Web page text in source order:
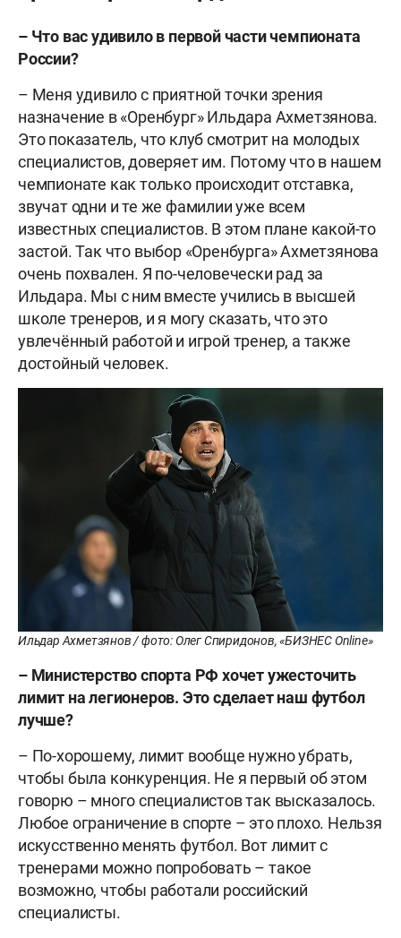
– Что вас удивило в первой части чемпионата
России?
– Меня удивило с приятной точки зрения
назначение в «Оренбург» Ильдара Ахметзянова.
Это показатель, что клуб смотрит на молодых
специалистов, доверяет им. Потому что в нашем
чемпионате как только происходит отставка,
звучат одни и те же фамилии уже всем
известных специалистов. В этом плане какой-то
застой. Так что выбор «Оренбурга» Ахметзянова
очень похвален. Я по-человечески рад за
Ильдара. Мы с ним вместе учились в высшей
школе тренеров, и я могу сказать, что это
увлечённый работой и игрой тренер, а также
достойный человек.
Ильдар Ахметзянов / фото: Олег Спиридонов, «БИЗНЕС Online»
– Министерство спорта РФ хочет ужесточить
лимит на легионеров. Это сделает наш футбол
лучше?
– По-хорошему, лимит вообще нужно убрать,
чтобы была конкуренция. Не я первый об этом
говорю – много специалистов так высказалось.
Любое ограничение в спорте – это плохо. Нельзя
искусственно менять футбол. Вот лимит с
тренерами можно попробовать – такое
возможно, чтобы работали российский
специалисты.